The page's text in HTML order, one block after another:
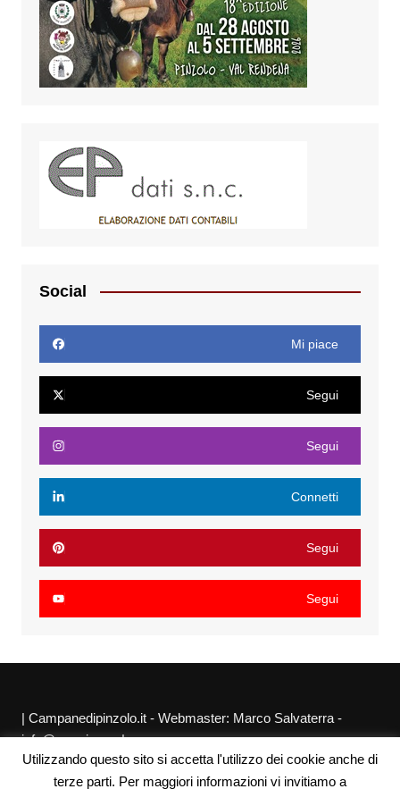
Social
Mi piace
Segui
Segui
Connetti
Segui
Segui
| Campanedipinzolo.it - Webmaster: Marco Salvaterra -
info@agraria.org |
Chi siamo Privacy Policy Sitemap Link utili
Utilizzando questo sito si accetta l'utilizzo dei cookie anche di
terze parti. Per maggiori informazioni vi invitiamo a